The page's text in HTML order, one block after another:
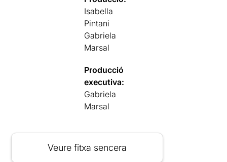
Isabella
Pintani
Gabriela
Marsal
Producció
executiva:
Gabriela
Marsal
Veure fitxa sencera